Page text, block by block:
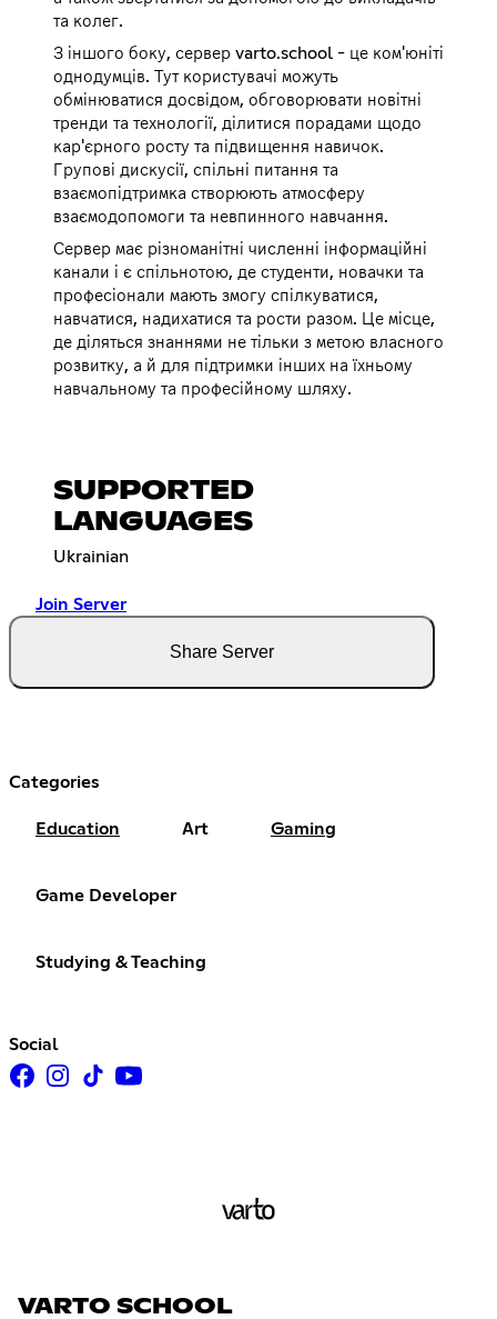
та колег.
З іншого боку, сервер varto.school - це ком'юніті
однодумців. Тут користувачі можуть
обмінюватися досвідом, обговорювати новітні
тренди та технології, ділитися порадами щодо
кар'єрного росту та підвищення навичок.
Групові дискусії, спільні питання та
взаємопідтримка створюють атмосферу
взаємодопомоги та невпинного навчання.
Сервер має різноманітні численні інформаційні
канали і є спільнотою, де студенти, новачки та
професіонали мають змогу спілкуватися,
навчатися, надихатися та рости разом. Це місце,
де діляться знаннями не тільки з метою власного
розвитку, а й для підтримки інших на їхньому
навчальному та професійному шляху.
SUPPORTED
LANGUAGES
Ukrainian
Join Server
Share Server
Categories
Education Art Gaming
Game Developer
Studying & Teaching
Social
VARTO SCHOOL